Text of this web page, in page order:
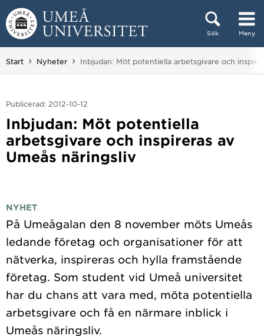
Hoppa direkt till innehållet
Sök Meny
Huvudmenyn dold.
Start Nyheter Du är här:
Inbjudan: Möt potentiella arbetsgivare och
Publicerad: 2012-10-12
Inbjudan: Möt potentiella
arbetsgivare och inspireras av
Umeås näringsliv
NYHET
På Umeågalan den 8 november möts Umeås
ledande företag och organisationer för att
nätverka, inspireras och hylla framstående
företag. Som student vid Umeå universitet
har du chans att vara med, möta potentiella
arbetsgivare och få en närmare inblick i